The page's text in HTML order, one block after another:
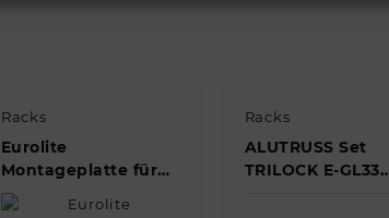
Racks
Eurolite
Montageplatte für
MD-2010 // Eurolite
Racks
ALUTRUSS Set
TRILOCK E-GL33